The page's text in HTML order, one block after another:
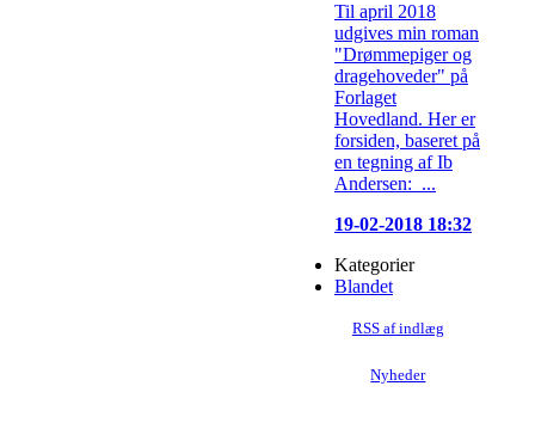
Til april 2018
udgives min roman
"Drømmepiger og
dragehoveder" på
Forlaget
Hovedland. Her er
forsiden, baseret på
en tegning af Ib
Andersen: ...
19-02-2018 18:32
Kategorier
Blandet
RSS af indlæg
Nyheder